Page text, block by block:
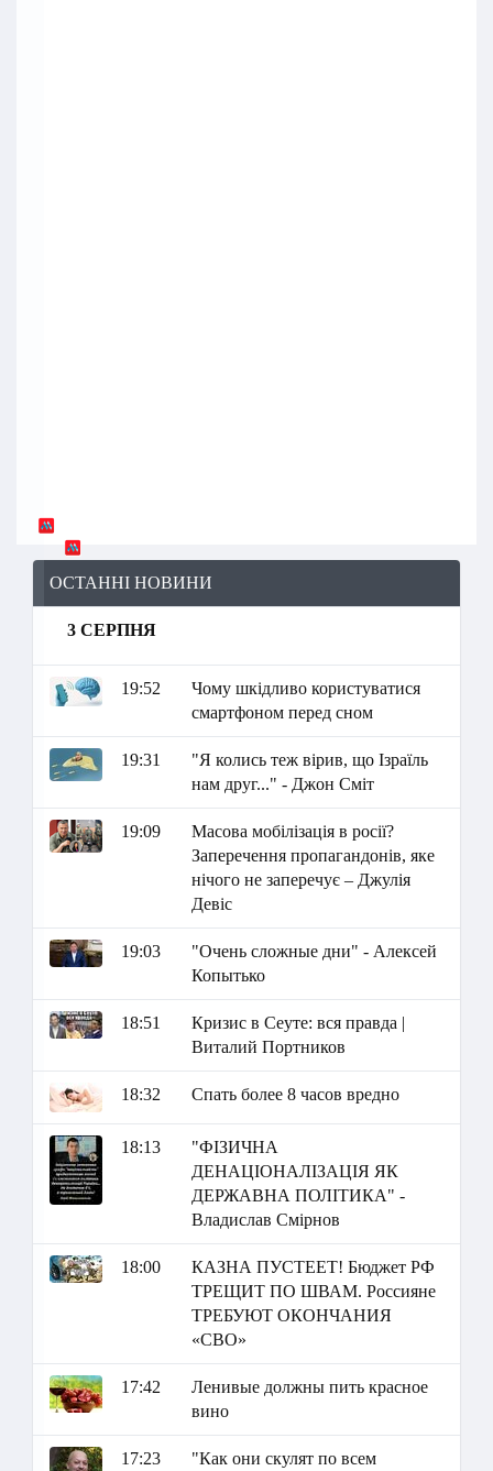
ОСТАННІ НОВИНИ
3 СЕРПНЯ
19:52
Чому шкідливо користуватися
смартфоном перед сном
19:31
"Я колись теж вірив, що Ізраїль
нам друг..." - Джон Сміт
19:09
Масова мобілізація в росії?
Заперечення пропагандонів, яке
нічого не заперечує – Джулія
Девіс
19:03
"Очень сложные дни" - Алексей
Копытько
18:51
Кризис в Сеуте: вся правда |
Виталий Портников
18:32 Спать более 8 часов вредно
18:13
"ФІЗИЧНА
ДЕНАЦІОНАЛІЗАЦІЯ ЯК
ДЕРЖАВНА ПОЛІТИКА" -
Владислав Смірнов
18:00
КАЗНА ПУСТЕЕТ! Бюджет РФ
ТРЕЩИТ ПО ШВАМ. Россияне
ТРЕБУЮТ ОКОНЧАНИЯ
«СВО»
17:42
Ленивые должны пить красное
вино
17:23
"Как они скулят по всем